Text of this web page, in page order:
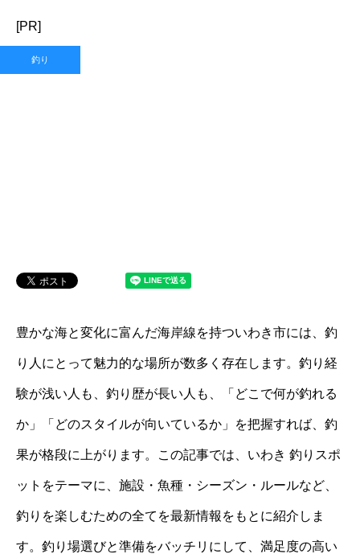
[PR]
釣り
豊かな海と変化に富んだ海岸線を持ついわき市には、釣
り人にとって魅力的な場所が数多く存在します。釣り経
験が浅い人も、釣り歴が長い人も、「どこで何が釣れる
か」「どのスタイルが向いているか」を把握すれば、釣
果が格段に上がります。この記事では、いわき 釣りスポ
ットをテーマに、施設・魚種・シーズン・ルールなど、
釣りを楽しむための全てを最新情報をもとに紹介しま
す。釣り場選びと準備をバッチリにして、満足度の高い